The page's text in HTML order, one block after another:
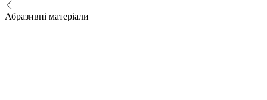
Абразивні матеріали